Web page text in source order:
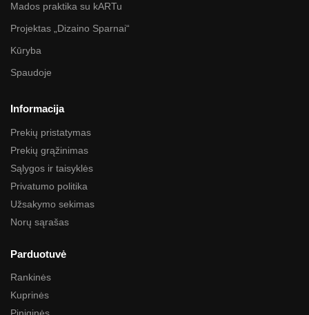
Mados praktika su kARTu
Projektas „Dizaino Sparnai“
Kūryba
Spaudoje
Informacija
Prekių pristatymas
Prekių grąžinimas
Sąlygos ir taisyklės
Privatumo politika
Užsakymo sekimas
Norų sąrašas
Parduotuvė
Rankinės
Kuprinės